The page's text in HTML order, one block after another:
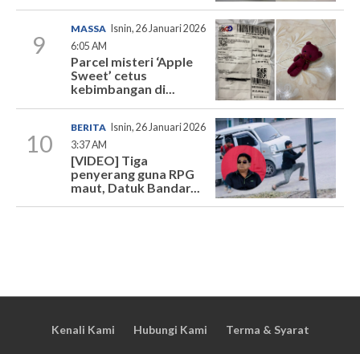
9
MASSA
Isnin, 26 Januari 2026
6:05 AM
Parcel misteri ‘Apple
Sweet’ cetus
kebimbangan di...
10
BERITA
Isnin, 26 Januari 2026
3:37 AM
[VIDEO] Tiga
penyerang guna RPG
maut, Datuk Bandar...
Kenali Kami Hubungi Kami Terma & Syarat